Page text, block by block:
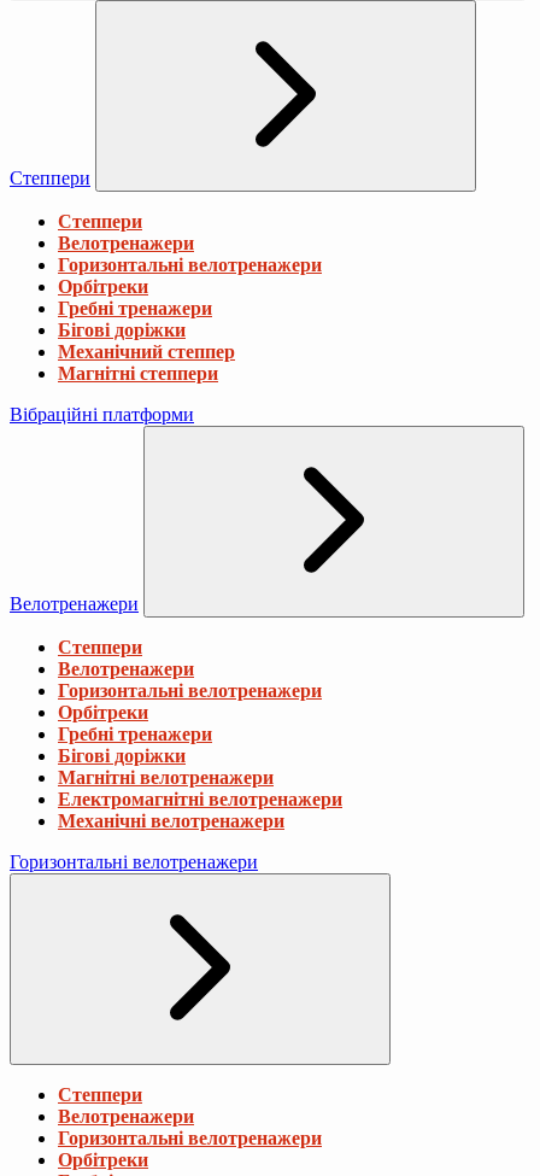
Степпери
Степпери
Велотренажери
Горизонтальні велотренажери
Орбітреки
Гребні тренажери
Бігові доріжки
Механічний степпер
Магнітні степпери
Вібраційні платформи
Велотренажери
Степпери
Велотренажери
Горизонтальні велотренажери
Орбітреки
Гребні тренажери
Бігові доріжки
Магнітні велотренажери
Електромагнітні велотренажери
Механічні велотренажери
Горизонтальні велотренажери
Степпери
Велотренажери
Горизонтальні велотренажери
Орбітреки